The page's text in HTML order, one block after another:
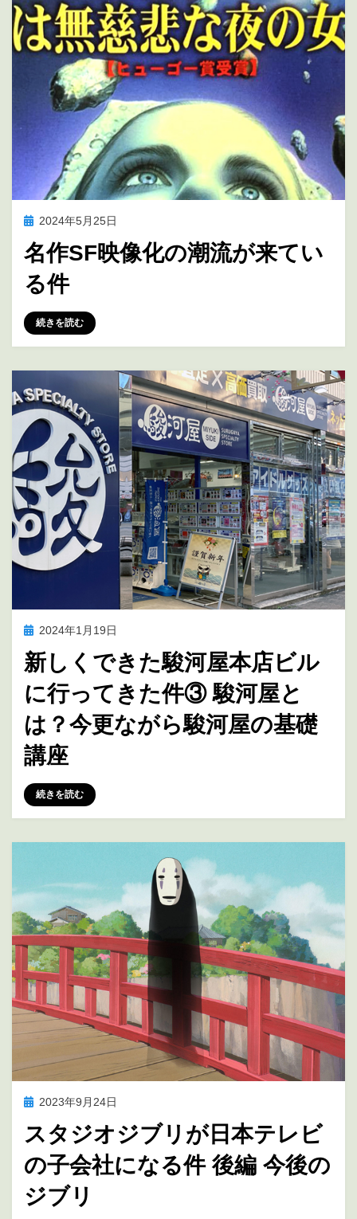
投
日:
2024年5月25日
名作SF映像化の潮流が来てい
る件
投稿者marumegane
続きを読む
投
日:
2024年1月19日
新しくできた駿河屋本店ビル
に行ってきた件③ 駿河屋と
は？今更ながら駿河屋の基礎
講座
投稿者marumegane
続きを読む
投
日:
2023年9月24日
スタジオジブリが日本テレビ
の子会社になる件 後編 今後の
ジブリ